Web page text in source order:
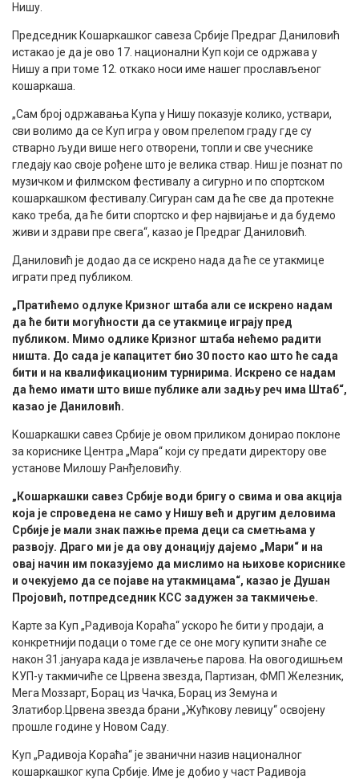
Нишу.
Председник Кошаркашког савеза Србије Предраг Даниловић
истакао је да је ово 17. национални Куп који се одржава у
Нишу а при томе 12. откако носи име нашег прослављеног
кошаркаша.
„Сам број одржавања Купа у Нишу показује колико, уствари,
сви волимо да се Куп игра у овом прелепом граду где су
стварно људи више него отворени, топли и све учеснике
гледају као своје рођене што је велика ствар. Ниш је познат по
музичком и филмском фестивалу а сигурно и по спортском
кошаркашком фестивалу.Сигуран сам да ће све да протекне
како треба, да ће бити спортско и фер највијање и да будемо
живи и здрави пре свега“, казао је Предраг Даниловић.
Даниловић је додао да се искрено нада да ће се утакмице
играти пред публиком.
„Пратићемо одлуке Кризног штаба али се искрено надам
да ће бити могућности да се утакмице играју пред
публиком. Мимо одлике Кризног штаба нећемо радити
ништа. До сада је капацитет био 30 посто као што ће сада
бити и на квалификационим турнирима. Искрено се надам
да ћемо имати што више публике али задњу реч има Штаб“,
казао је Даниловић.
Кошаркашки савез Србије је овом приликом донирао поклоне
за кориснике Центра „Мара“ који су предати директору ове
установе Милошу Ранђеловићу.
„Кошаркашки савез Србије води бригу о свима и ова акција
која је спроведена не само у Нишу већ и другим деловима
Србије је мали знак пажње према деци са сметњама у
развоју. Драго ми је да ову донацију дајемо „Мари“ и на
овај начин им показујемо да мислимо на њихове кориснике
и очекујемо да се појаве на утакмицама“, казао је Душан
Пројовић, потпредседник КСС задужен за такмичење.
Карте за Куп „Радивоја Кораћа“ ускоро ће бити у продаји, а
конкретнији подаци о томе где се оне могу купити знаће се
након 31.јануара када је извлачење парова. На овогодишњем
КУП-у такмичиће се Црвена звезда, Партизан, ФМП Железник,
Мега Моззарт, Борац из Чачка, Борац из Земуна и
Златибор.Црвена звезда брани „Жућкову левицу“ освојену
прошле године у Новом Саду.
Куп „Радивоја Кораћа“ је званични назив националног
кошаркашког купа Србије. Име је добио у част Радивоја